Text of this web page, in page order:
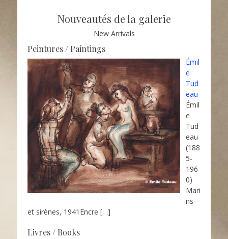
Nouveautés de la galerie
New Arrivals
Peintures / Paintings
Émil
e
Tud
eau
Émil
e
Tud
eau
(188
5-
196
0)
Mari
ns
et sirènes, 1941Encre […]
Livres / Books